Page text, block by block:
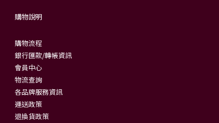
購物說明
購物流程
銀行匯款/轉帳資訊
會員中心
物流查詢
各品牌服務資訊
運送政策
退換貨政策